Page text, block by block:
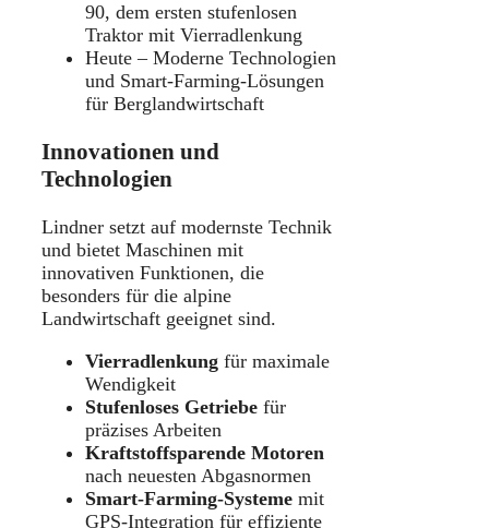
90, dem ersten stufenlosen
Traktor mit Vierradlenkung
Heute – Moderne Technologien
und Smart-Farming-Lösungen
für Berglandwirtschaft
Innovationen und
Technologien
Lindner setzt auf modernste Technik
und bietet Maschinen mit
innovativen Funktionen, die
besonders für die alpine
Landwirtschaft geeignet sind.
Vierradlenkung für maximale
Wendigkeit
Stufenloses Getriebe für
präzises Arbeiten
Kraftstoffsparende Motoren
nach neuesten Abgasnormen
Smart-Farming-Systeme mit
GPS-Integration für effiziente